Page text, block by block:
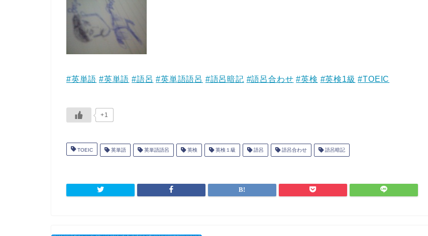
#英単語 #英単語 #語呂 #英単語語呂 #語呂暗記 #語呂合わせ #英検 #英検1級 #TOEIC
+1
TOEIC 英単語 英単語語呂 英検 英検１級 語呂 語呂合わせ 語呂暗記